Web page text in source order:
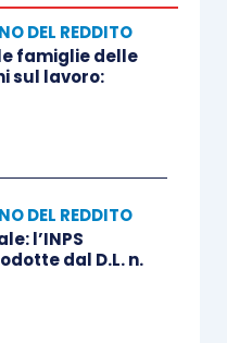
DEL REDDITO
famiglie delle
sul lavoro:
DEL REDDITO
l’INPS
dal D.L. n.